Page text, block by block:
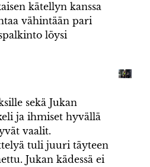
kätellyn kanssa
vähintään pari
löysi
sekä Jukan
ja ihmiset hyvällä
vaalit.
tuli juuri täyteen
Jukan kädessä ei